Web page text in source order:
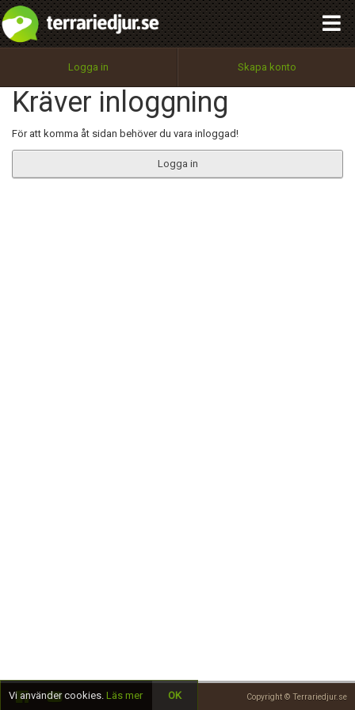
Logga in Skapa konto
Kräver inloggning
För att komma åt sidan behöver du vara inloggad!
Logga in
Copyright © Terrariedjur.se
Utför
100%
OK
integritetspolicy
Namn:
Epost:
Begär nytt lösenord
Tillbaka till förstasidan
Vi använder cookies. Läs mer OK